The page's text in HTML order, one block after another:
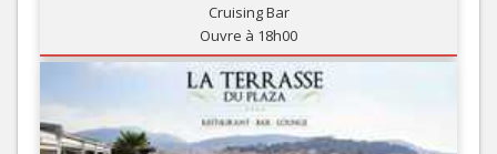
Cruising Bar
Ouvre à 18h00